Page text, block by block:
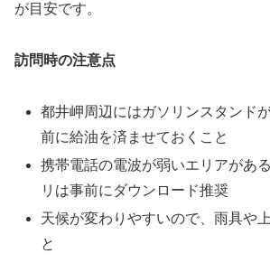
が目安です。
訪問時の注意点
都井岬周辺にはガソリンスタンド
前に給油を済ませておくこと
携帯電話の電波が弱いエリアがあ
リは事前にダウンロード推奨
天候が変わりやすいので、雨具や
と